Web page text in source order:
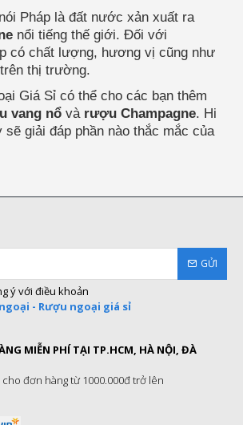
Pháp là đất nước xản xuất ra
nổi tiếng thế giới. Đối với
có chất lượng, hương vị cũng như
thị trường.
Giá Sỉ có thể cho các bạn thêm
vang nổ và rượu Champagne. Hi
sẽ giải đáp phần nào thắc mắc của
GỬI
ý với điều khoản
- Rượu ngoại giá sỉ
MIỄN PHÍ TẠI TP.HCM, HÀ NỘI, ĐÀ
đơn hàng từ 1000.000đ trở lên